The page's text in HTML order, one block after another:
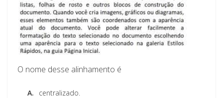
O nome desse alinhamento é
A. centralizado.